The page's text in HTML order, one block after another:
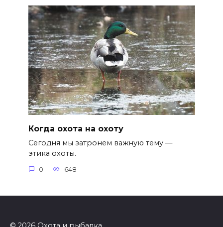
Когда охота на охоту
Сегодня мы затронем важную тему —
этика охоты.
0 648